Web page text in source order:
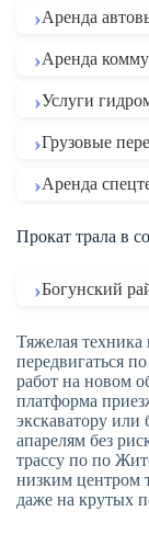
Аренда
Аренда
Услуги
Грузовые
Аренда
Прокат трала в
Богунский
Тяжелая
передвигаться
работ на новом
платформа
экскаватору
апарелям без
трассу по по
низким центром
даже на крутых